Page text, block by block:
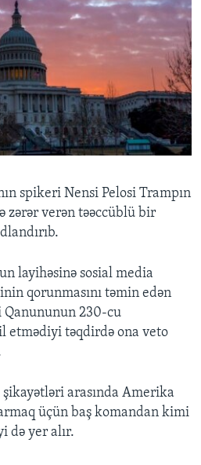
spikeri Nensi Pelosi Trampın
zərər verən təəccüblü bir
layihəsinə sosial media
qorunmasını təmin edən
Qanununun 230-cu
etmədiyi təqdirdə ona veto
şikayətləri arasında Amerika
üçün baş komandan kimi
də yer alır.